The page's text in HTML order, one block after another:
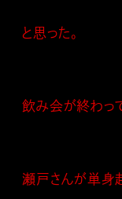
と思った。
飲み会が終わっ
瀬戸さんが単身